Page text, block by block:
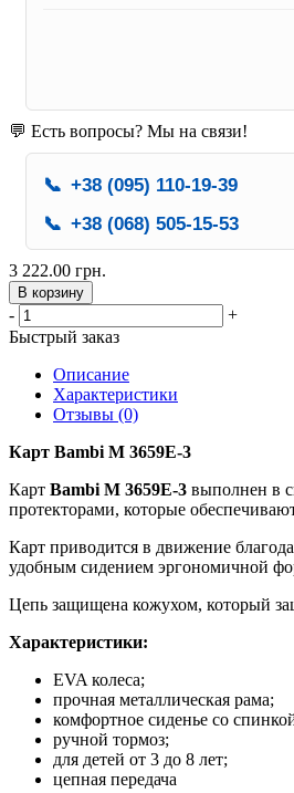
💬 Есть вопросы? Мы на связи!
📞 +38 (095) 110-19-39
📞 +38 (068) 505-15-53
3 222.00 грн.
В корзину
-
+
Быстрый заказ
Описание
Характеристики
Отзывы (0)
Карт Bambi M 3659E-3
Карт Bambi M 3659E-3 выполнен в
протекторами, которые
Карт приводится в движение
удобным сидением эргономичной
Цепь защищена кожухом, который
Характеристики:
EVA колеса;
прочная металлическая рама;
комфортное сиденье со
ручной тормоз;
для детей от 3 до 8 лет;
цепная передача